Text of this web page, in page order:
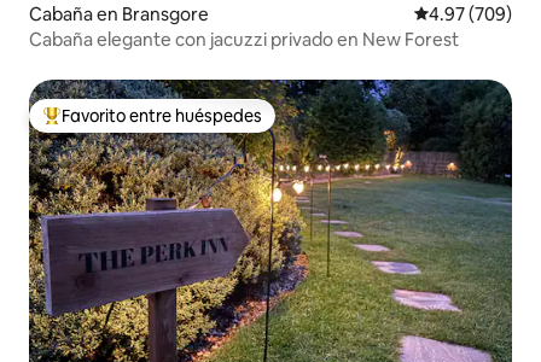
Cabaña en Bransgore Calificación
4.97 (709)
Cabaña elegante con jacuzzi privado en New Forest
De los mejores en Favorito entre huéspedes
Favorito entre huéspedes